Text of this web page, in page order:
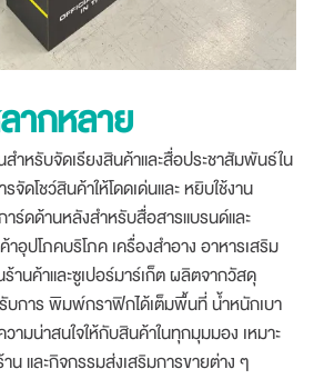
ากหลาย
ำหรับจัดเรียงสินค้าและสื่อประชาสัมพันธ์ใน
ดโชว์สินค้าให้โดดเด่นและ หยิบใช้งาน
ร์ดด้านหลังสำหรับสื่อสารแบรนด์และ
าอุปโภคบริโภค เครื่องสำอาง อาหารเสริม
านค้าและซูเปอร์มาร์เก็ต ผลิตจากวัสดุ
การ พิมพ์กราฟิกได้เต็มพื้นที่ น้ำหนักเบา
ามน่าสนใจให้กับสินค้าในทุกมุมมอง เหมาะ
น และกิจกรรมส่งเสริมการขายต่าง ๆ